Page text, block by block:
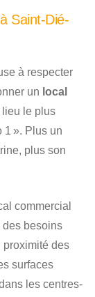
Saint-Dié-
à respecter
un local
lieu le plus
1 ». Plus un
plus son
commercial
des besoins
proximité des
surfaces
les centres-